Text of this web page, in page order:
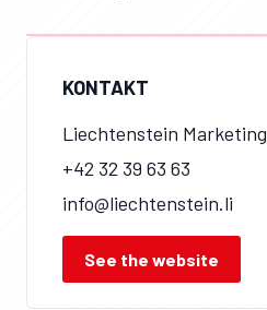
KONTAKT
Liechtenstein Marketing
+42 32 39 63 63
info@liechtenstein.li
See the website